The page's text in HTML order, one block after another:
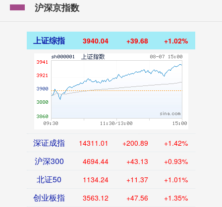
沪深京指数
上证综指 3940.04 +39.68 +1.02%
深证成指 14311.01 +200.89 +1.42%
沪深300 4694.44 +43.13 +0.93%
北证50 1134.24 +11.37 +1.01%
创业板指 3563.12 +47.56 +1.35%